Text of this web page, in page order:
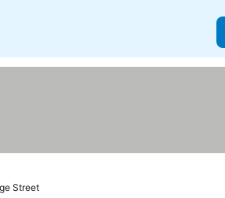
Street